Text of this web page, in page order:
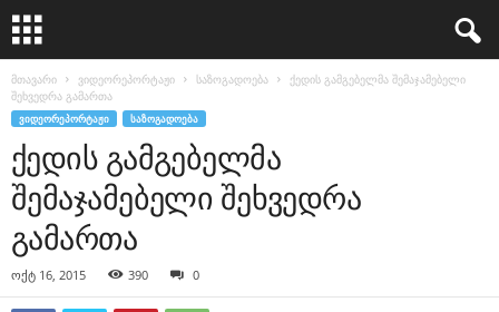
მთავარი ვიდეორეპორტაჟი საზოგადოება
ქედის გამგებელმა შემაჯამებელი
შეხვედრა გამართა
ᲕᲘᲓᲔᲝᲠᲔᲞᲝᲠᲢᲐᲟᲘ ᲡᲐᲖᲝᲒᲐᲓᲝᲔᲑᲐ
ქედის გამგებელმა
შემაჯამებელი შეხვედრა
გამართა
ოქტ 16, 2015 390 0